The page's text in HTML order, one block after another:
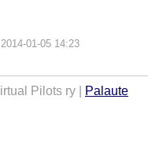
01-05 14:23
Pilots ry | Palaute